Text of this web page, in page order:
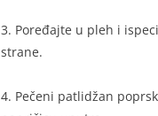
3. Poređajte u pleh i
strane.
4. Pečeni patlidžan